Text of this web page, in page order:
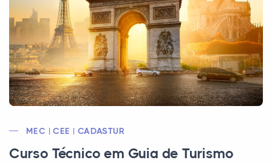
MEC | CEE | CADASTUR
Curso Técnico em Guia de Turismo